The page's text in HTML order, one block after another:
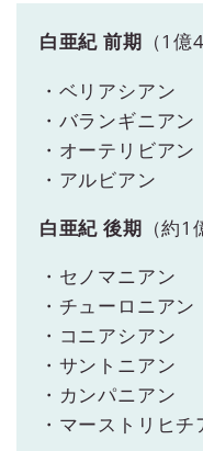
白亜紀 前期 （1
・ベリアシアン
・バランギニアン
・オーテリビアン
・アルビアン
白亜紀 後期 （約
・セノマニアン
・チューロニアン
・コニアシアン
・サントニアン
・カンパニアン
・マーストリヒチ